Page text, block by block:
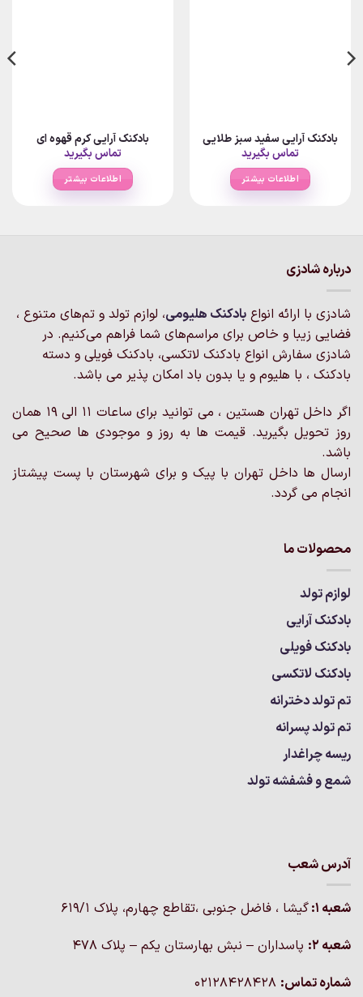
بادکنک آرایی سفید سبز طلایی
تماس بگیرید
اطلاعات بیشتر
بادکنک آرایی کرم قهوه ای
تماس بگیرید
اطلاعات بیشتر
درباره شادزی
شادزی با ارائه انواع بادکنک‌ هلیومی، لوازم تولد و تم‌های متنوع ،
فضایی زیبا و خاص برای مراسم‌های شما فراهم می‌کنیم. در
شادزی سفارش انواع بادکنک لاتکسی، بادکنک فویلی و دسته
بادکنک ، با هلیوم و یا بدون باد امکان پذیر می باشد.
اگر داخل تهران هستین ، می توانید برای ساعات 11 الی 19 همان
روز تحویل بگیرید. قیمت ها به روز و موجودی ها صحیح می
باشد.
ارسال ها داخل تهران با پیک و برای شهرستان با پست پیشتاز
انجام می گردد.
محصولات ما
لوازم تولد
بادکنک آرایی
بادکنک فویلی
بادکنک لاتکسی
تم تولد دخترانه
تم تولد پسرانه
ریسه چراغدار
شمع و فشفشه تولد
آدرس شعب
شعبه 1:
گيشا ، فاضل جنوبی ،تقاطع چهارم، پلاک 619/1
شعبه 2:
پاسداران – نبش بهارستان یکم – پلاک ۴۷۸
شماره تماس: